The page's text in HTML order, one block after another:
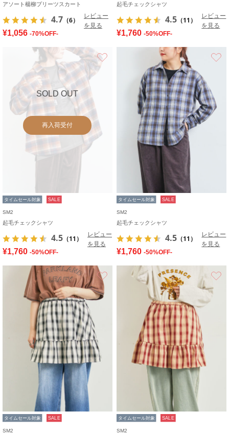
アソート楊柳プリーツスカート
4.7 （6）
レビュー
を見る
¥1,056 -70%OFF-
起毛チェックシャツ
4.5 （11）
レビュー
を見る
¥1,760 -50%OFF-
SOLD OUT
再入荷受付
タイムセール対象 SALE
SM2
起毛チェックシャツ
4.5 （11）
レビュー
を見る
¥1,760 -50%OFF-
タイムセール対象 SALE
SM2
起毛チェックシャツ
4.5 （11）
レビュー
を見る
¥1,760 -50%OFF-
お気に入り
タイムセール対象 SALE
SM2
タイムセール対象 SALE
SM2